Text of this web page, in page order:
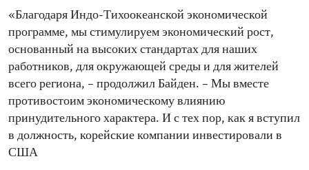
«Благодаря Индо-Тихоокеанской экономической
программе, мы стимулируем экономический рост,
основанный на высоких стандартах для наших
работников, для окружающей среды и для жителей
всего региона, – продолжил Байден. – Мы вместе
противостоим экономическому влиянию
принудительного характера. И с тех пор, как я вступил
в должность, корейские компании инвестировали в
США